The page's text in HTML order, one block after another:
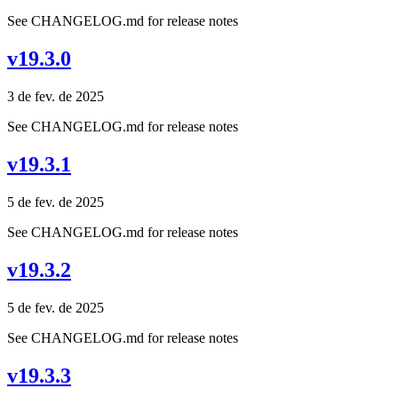
See CHANGELOG.md for release notes
v19.3.0
3 de fev. de 2025
See CHANGELOG.md for release notes
v19.3.1
5 de fev. de 2025
See CHANGELOG.md for release notes
v19.3.2
5 de fev. de 2025
See CHANGELOG.md for release notes
v19.3.3